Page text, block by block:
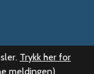
Trykk her for
meldingen)